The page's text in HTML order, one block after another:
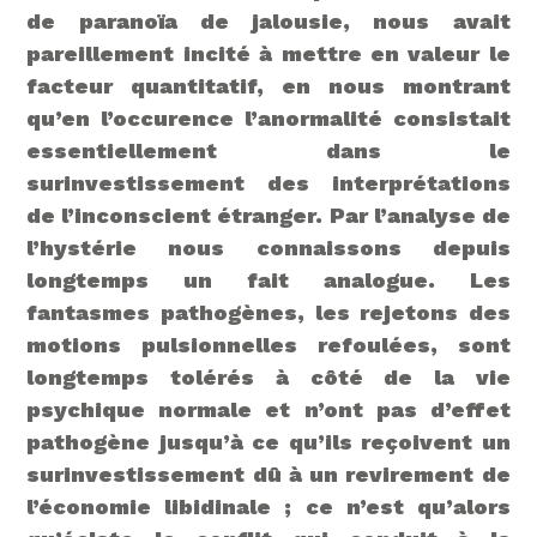
de paranoïa de jalousie, nous avait
pareillement incité à mettre en valeur le
facteur quantitatif, en nous montrant
qu’en l’occurence l’anormalité consistait
essentiellement dans le
surinvestissement des interprétations
de l’inconscient étranger. Par l’analyse de
l’hystérie nous connaissons depuis
longtemps un fait analogue. Les
fantasmes pathogènes, les rejetons des
motions pulsionnelles refoulées, sont
longtemps tolérés à côté de la vie
psychique normale et n’ont pas d’effet
pathogène jusqu’à ce qu’ils reçoivent un
surinvestissement dû à un revirement de
l’économie libidinale ; ce n’est qu’alors